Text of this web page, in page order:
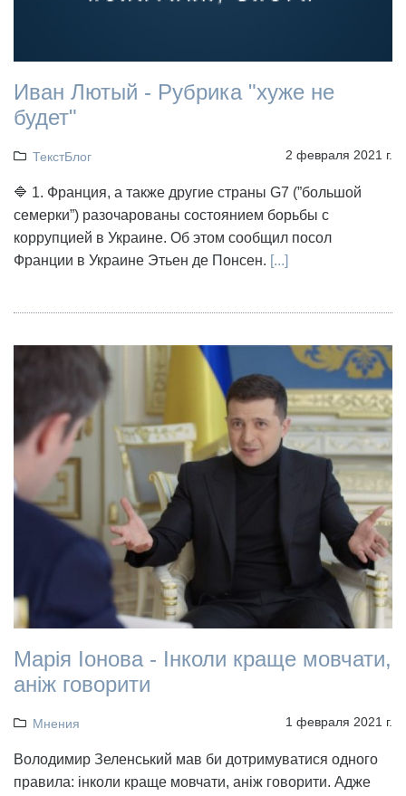
Иван Лютый - Рубрика "хуже не
будет"
ТекстБлог 2 февраля 2021 г.
🔷 1. Франция, а также другие страны G7 (”большой
семерки”) разочарованы состоянием борьбы с
коррупцией в Украине. Об этом сообщил посол
Франции в Украине Этьен де Понсен. [...]
Марія Іонова - Інколи краще мовчати,
аніж говорити
Мнения 1 февраля 2021 г.
Володимир Зеленський мав би дотримуватися одного
правила: інколи краще мовчати, аніж говорити. Адже